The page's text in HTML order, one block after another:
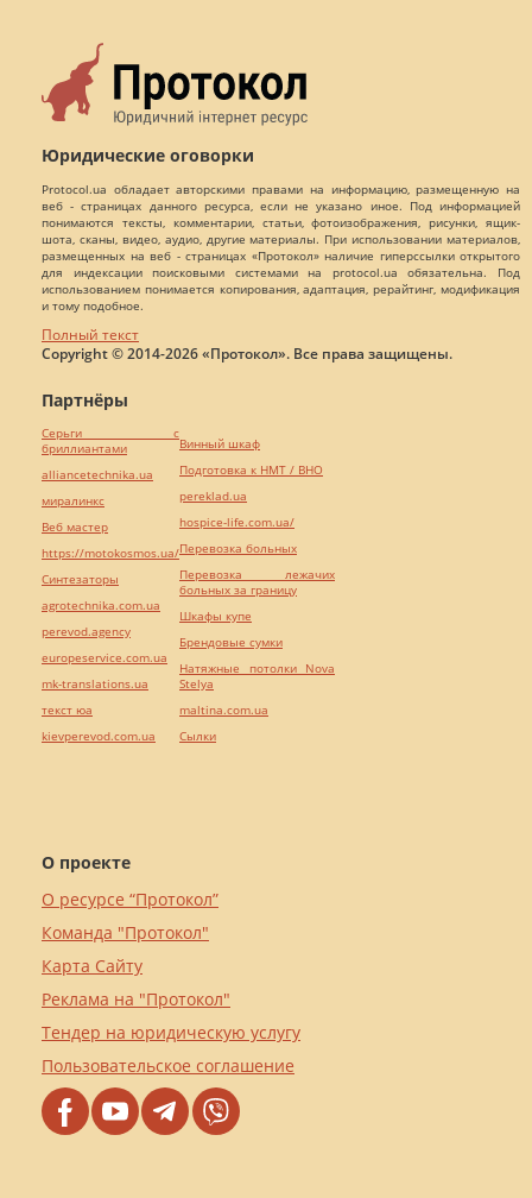
Юридические оговорки
Protocol.ua обладает авторскими правами на информацию, размещенную на
веб - страницах данного ресурса, если не указано иное. Под информацией
понимаются тексты, комментарии, статьи, фотоизображения, рисунки, ящик-
шота, сканы, видео, аудио, другие материалы. При использовании материалов,
размещенных на веб - страницах «Протокол» наличие гиперссылки открытого
для индексации поисковыми системами на protocol.ua обязательна. Под
использованием понимается копирования, адаптация, рерайтинг, модификация
и тому подобное.
Полный текст
Copyright © 2014-2026 «Протокол». Все права защищены.
О проекте
О ресурсе “Протокол”
Команда "Протокол"
Карта Сайту
Реклама на "Протокол"
Тендер на юридическую услугу
Пользовательское соглашение
Партнёры
Серьги с
бриллиантами
alliancetechnika.ua
миралинкс
Веб мастер
https://motokosmos.ua/
Синтезаторы
agrotechnika.com.ua
perevod.agency
europeservice.com.ua
mk-translations.ua
текст юа
kievperevod.com.ua
Винный шкаф
Подготовка к НМТ / ВНО
pereklad.ua
hospice-life.com.ua/
Перевозка больных
Перевозка лежачих
больных за границу
Шкафы купе
Брендовые сумки
Натяжные потолки Nova
Stelya
maltina.com.ua
Cылки